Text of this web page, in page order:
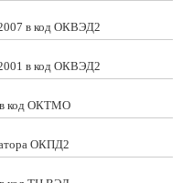
в код ОКВЭД2
в код ОКВЭД2
в код ОКТМО
ОКПД2